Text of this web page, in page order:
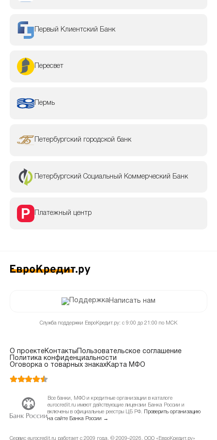
Первый Клиентский Банк
Пересвет
Пермь
Петербургский городской банк
Петербургский Социальный Коммерческий Банк
Платежный центр
Написать нам
Служба поддержки ЕвроКредит.ру: с 9:00 до 21:00 по МСК
О проектеКонтакты
Пользовательское соглашение
Политика конфиденциальности
Оговорка о товарных знакахКарта МФО
Все банки, МФО и кредитные организации в каталоге
eurocredit.ru имеют действующие лицензии Банка России и
включены в официальные реестры ЦБ РФ.
Проверить организацию
на сайте Банка России →
Сервис eurocredit.ru работает с 2009 года. © 2009–2026, ООО «ЕвроКредит.ру»